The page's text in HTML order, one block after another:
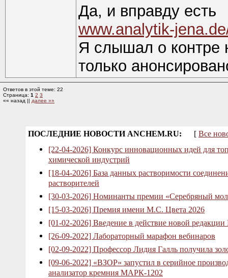
Да, и вправду есть
www.analytik-
Я слышал о контре
только
Ответов в этой теме: 22
Страница: 1 2 3
«« назад || далее »»
ПОСЛЕДНИЕ НОВОСТИ ANCHEM.RU: [ Все
[22-04-2026] Конкурс инновационных идей для
химической индустрий
[18-04-2026] База данных растворимости
растворителей
[30-03-2026] Номинанты премии «Серебряный
[15-03-2026] Премия имени М.С. Цвета 2026
[01-02-2026] Введение в действие новой
[26-09-2022] Лабораторный марафон вебинаров
[02-09-2022] Профессор Лидия Галль получила
[09-06-2022] «ВЗОР» запустил в серийное
анализатор кремния МАРК-1202